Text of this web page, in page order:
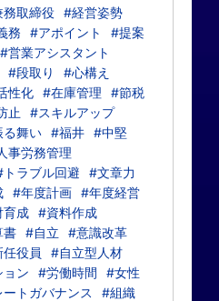
取締役 #経営姿勢
務 #アポイント
#提案
#営業アシスタント
#段取り
#心構え
性化 #在庫管理
#節税
止
#スキルアップ
舞い #福井 #中堅
事労務管理
トラブル回避
#文章力
#年度計画 #年度経営
育成 #資料作成
書 #自立
#意識改革
役員
#自立型人材
ン #労働時間
#女性
トガバナンス
#組織